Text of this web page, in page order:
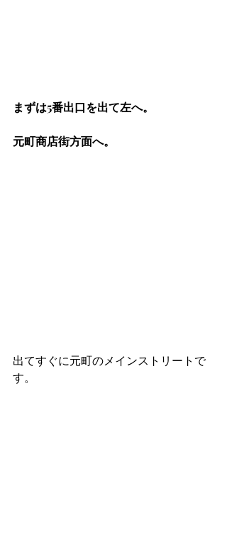
まずは5番出口を出て左へ。
元町商店街方面へ。
出てすぐに元町のメインストリートで
す。